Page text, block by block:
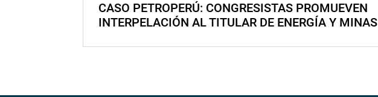
CASO PETROPERÚ: CONGRESISTAS PROMUEVEN
INTERPELACIÓN AL TITULAR DE ENERGÍA Y MINAS